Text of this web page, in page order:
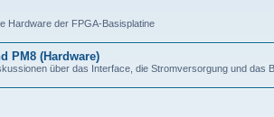
Hardware der FPGA-Basisplatine
PM8 (Hardware)
über das Interface, die Stromversorgung und das